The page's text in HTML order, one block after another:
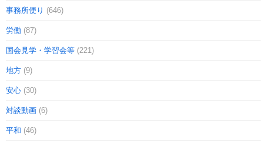
事務所便り (646)
労働 (87)
国会見学・学習会等 (221)
地方 (9)
安心 (30)
対談動画 (6)
平和 (46)